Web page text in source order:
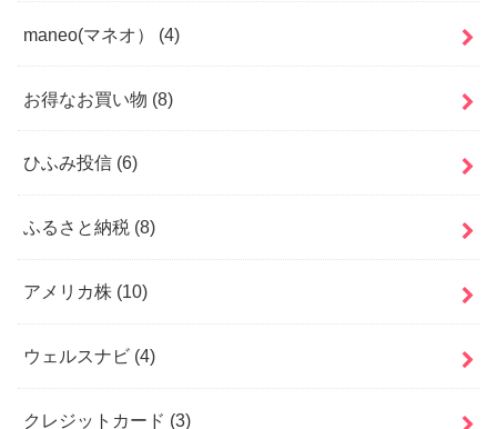
maneo(マネオ） (4)
お得なお買い物 (8)
ひふみ投信 (6)
ふるさと納税 (8)
アメリカ株 (10)
ウェルスナビ (4)
クレジットカード (3)